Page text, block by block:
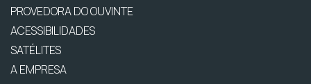
PROVEDORA DO OUVINTE
ACESSIBILIDADES
SATÉLITES
A EMPRESA